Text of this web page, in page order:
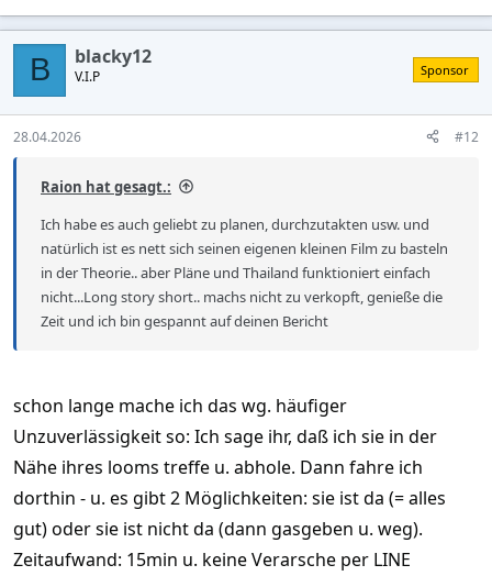
B blacky12
V.I.P Sponsor
28.04.2026 #12
Raion hat gesagt.:
Ich habe es auch geliebt zu planen, durchzutakten usw. und
natürlich ist es nett sich seinen eigenen kleinen Film zu basteln
in der Theorie.. aber Pläne und Thailand funktioniert einfach
nicht...Long story short.. machs nicht zu verkopft, genieße die
Zeit und ich bin gespannt auf deinen Bericht
schon lange mache ich das wg. häufiger
Unzuverlässigkeit so: Ich sage ihr, daß ich sie in der
Nähe ihres looms treffe u. abhole. Dann fahre ich
dorthin - u. es gibt 2 Möglichkeiten: sie ist da (= alles
gut) oder sie ist nicht da (dann gasgeben u. weg).
Zeitaufwand: 15min u. keine Verarsche per LINE